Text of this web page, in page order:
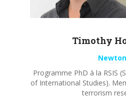
Timothy
Newton
Programme PhD à la RSIS
of International Studies).
terrorism